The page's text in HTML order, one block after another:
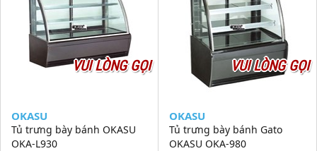
VUI LÒNG GỌI
OKASU
Tủ trưng bày bánh OKASU
OKA-L930
VUI LÒNG GỌI
OKASU
Tủ trưng bày bánh Gato
OKASU OKA-980